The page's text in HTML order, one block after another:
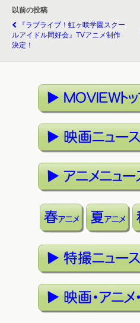
以前の投稿
『ラブライブ！虹ヶ咲学園スクー
ルアイドル同好会』TVアニメ制作
決定！